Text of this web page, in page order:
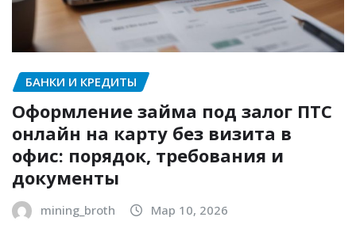
БАНКИ И КРЕДИТЫ
Оформление займа под залог ПТС
онлайн на карту без визита в
офис: порядок, требования и
документы
mining_broth Мар 10, 2026